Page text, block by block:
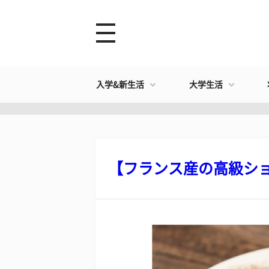
入学&新生活 大学生活
【フランス産の高級シ